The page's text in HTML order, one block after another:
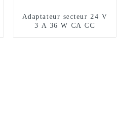
Adaptateur secteur 24 V
3 A 36 W CA CC